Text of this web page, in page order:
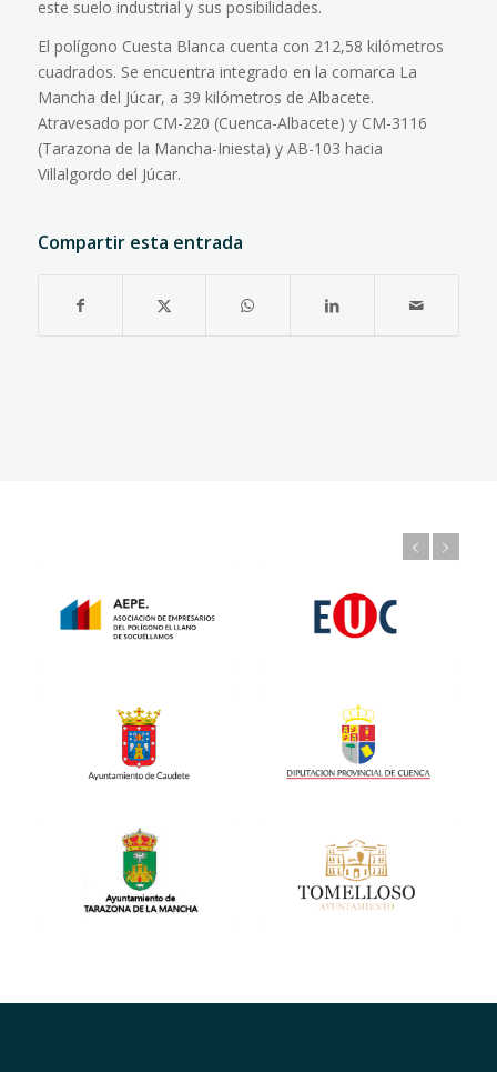
este suelo industrial y sus posibilidades.
El polígono Cuesta Blanca cuenta con 212,58 kilómetros
cuadrados. Se encuentra integrado en la comarca La
Mancha del Júcar, a 39 kilómetros de Albacete.
Atravesado por CM-220 (Cuenca-Albacete) y CM-3116
(Tarazona de la Mancha-Iniesta) y AB-103 hacia
Villalgordo del Júcar.
Compartir esta entrada